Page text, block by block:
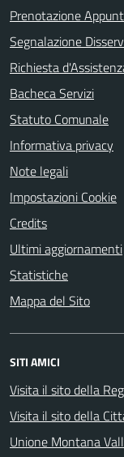
Prenotazione
Segnalazione
Richiesta
Bacheca Servizi
Statuto Comunale
Informativa privacy
Note legali
Impostazioni Cookie
Credits
Ultimi aggiornamenti
Statistiche
Mappa del Sito
SITI AMICI
Visita il sito della
Visita il sito della
Unione Montana